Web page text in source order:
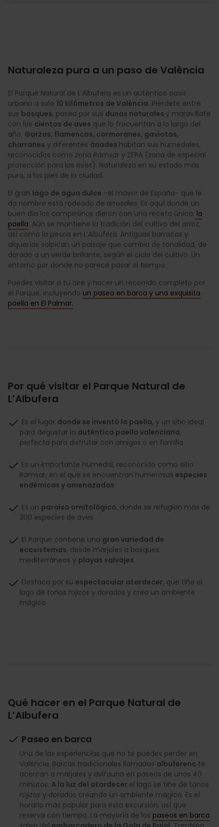
Naturaleza pura a un paso de València
El Parque Natural de L’Albufera es un auténtico oasis
urbano a solo 10 kilómetros de València. Piérdete entre
sus bosques, pasea por sus dunas naturales y maravíllate
con los cientos de aves que lo frecuentan a lo largo del
año. Garzas, flamencos, cormoranes, gaviotas,
charranes y diferentes ánades habitan sus humedales,
reconocidos como zona Ramsar y ZEPA (zona de especial
protección para las aves). Naturaleza en su estado más
puro, a los pies de la ciudad.
El gran lago de agua dulce -el mayor de España- que le
da nombre está rodeado de arrozales. Es aquí donde un
buen día los campesinos dieron con una receta única: la
paella. Aún se mantiene la tradición del cultivo del arroz,
así como la pesca en L’Albufera. Antiguas barracas y
alquerías salpican un paisaje que cambia de tonalidad, de
dorado a un verde brillante, según el ciclo del cultivo. Un
entorno por donde no parece pasar el tiempo.
Puedes visitar a tu aire y hacer un recorrido completo por
el Parque, incluyendo un paseo en barca y una exquisita
paella en El Palmar.
Por qué visitar el Parque Natural de
L’Albufera
Es el lugar donde se inventó la paella, y un sitio ideal
para degustar la auténtica paella valenciana,
perfecta para disfrutar con amigos o en familia
Es un importante humedal, reconocido como sitio
Ramsar, en el que se encuentran numerosas especies
endémicas y amenazadas
Es un paraíso ornitológico, donde se refugian más de
300 especies de aves
El Parque contiene una gran variedad de
ecosistemas, desde marjales a bosques
mediterráneos y playas salvajes
Destaca por su espectacular atardecer, que tiñe el
lago de tonos rojizos y dorados y crea un ambiente
mágico
Qué hacer en el Parque Natural de
L’Albufera
Paseo en barca
Una de las experiencias que no te puedes perder en
València. Barcas tradicionales llamadas albuferenc te
acercan a marjales y avifauna en paseos de unos 40
minutos. A la luz del atardecer el lago se tiñe de tonos
rojizos y dorados creando un ambiente mágico. Es el
horario más popular para esta excursión, así que
reserva con tiempo. La mayoría de los paseos en barca